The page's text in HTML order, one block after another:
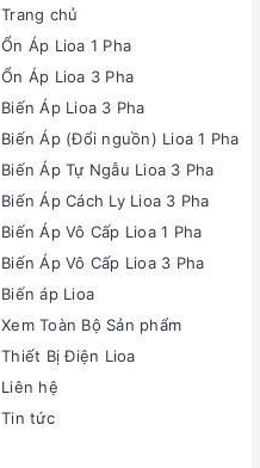
Trang chủ
Ổn Áp Lioa 1 Pha
Ổn Áp Lioa 3 Pha
Biến Áp Lioa 3 Pha
Biến Áp (Đổi nguồn) Lioa 1 Pha
Biến Áp Tự Ngẫu Lioa 3 Pha
Biến Áp Cách Ly Lioa 3 Pha
Biến Áp Vô Cấp Lioa 1 Pha
Biến Áp Vô Cấp Lioa 3 Pha
Biến áp Lioa
Xem Toàn Bộ Sản phẩm
Thiết Bị Điện Lioa
Liên hệ
Tin tức